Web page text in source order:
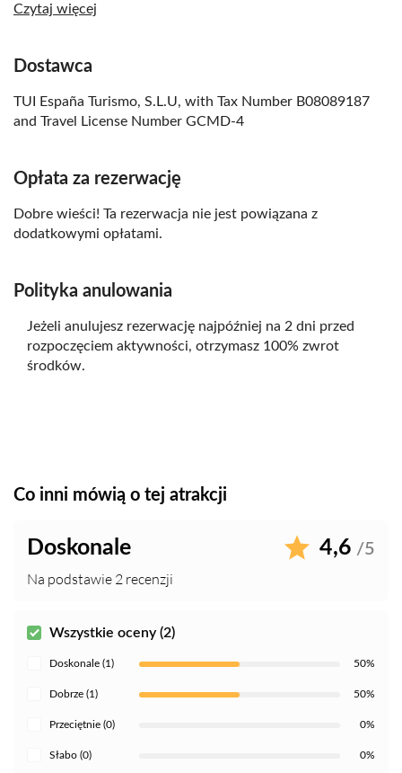
małymi dziećmi
Transfery nie są zawarte w cenie
Czytaj więcej
Dostawca
TUI España Turismo, S.L.U, with Tax Number B08089187
and Travel License Number GCMD-4
Opłata za rezerwację
Dobre wieści! Ta rezerwacja nie jest powiązana z
dodatkowymi opłatami.
Polityka anulowania
Jeżeli anulujesz rezerwację najpóźniej na 2 dni przed
rozpoczęciem aktywności, otrzymasz 100% zwrot
środków.
Co inni mówią o tej atrakcji
Doskonale 4,6 /5
Na podstawie 2 recenzji
Wszystkie oceny (2)
Doskonale (1) 50%
Dobrze (1) 50%
Przeciętnie (0) 0%
Słabo (0) 0%